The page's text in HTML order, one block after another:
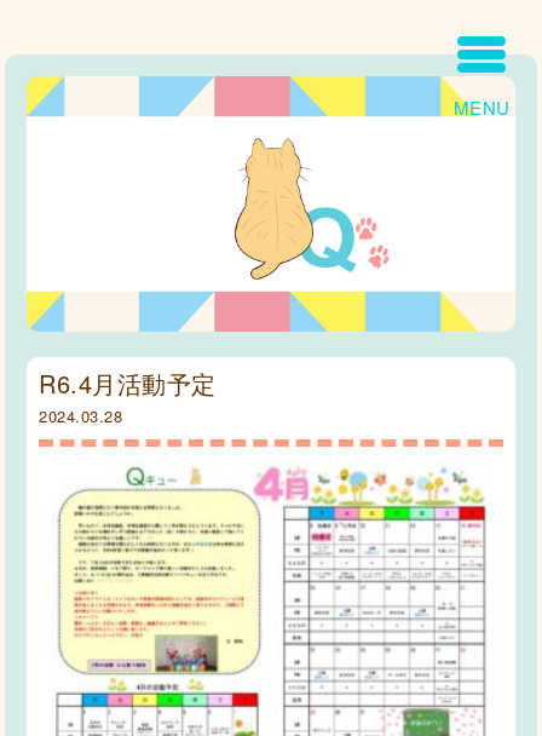
MENU
R6.4月活動予定
2024.03.28